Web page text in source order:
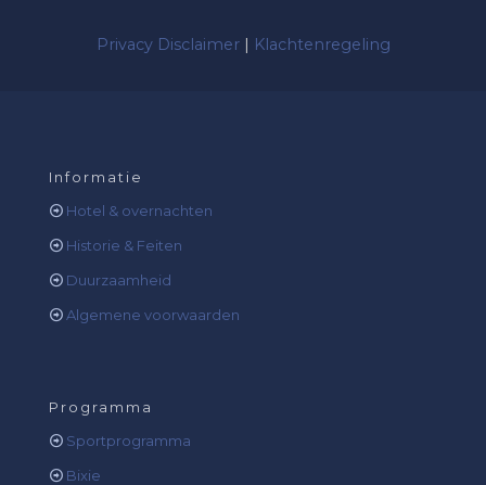
Privacy Disclaimer| Klachtenregeling
Informatie
Hotel & overnachten
Historie & Feiten
Duurzaamheid
Algemene voorwaarden
Programma
Sportprogramma
Bixie